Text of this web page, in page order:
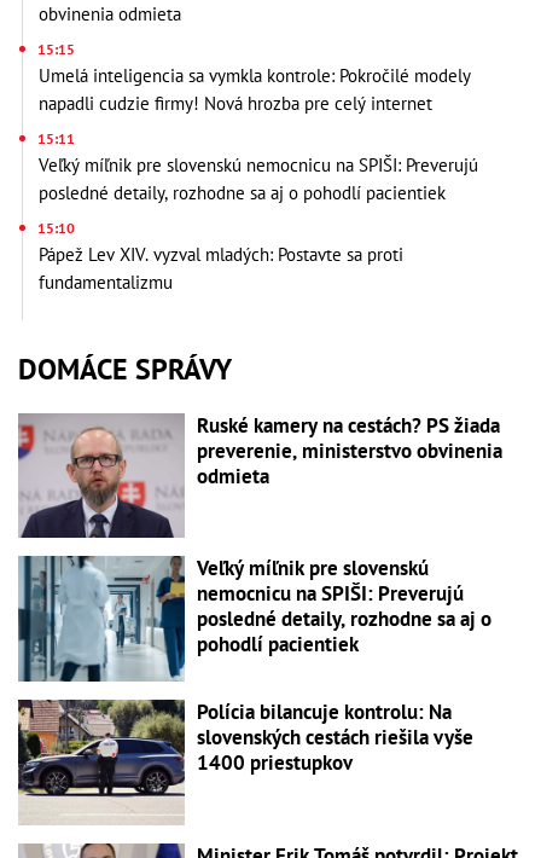
obvinenia odmieta
15:15
Umelá inteligencia sa vymkla kontrole: Pokročilé modely
napadli cudzie firmy! Nová hrozba pre celý internet
15:11
Veľký míľnik pre slovenskú nemocnicu na SPIŠI: Preverujú
posledné detaily, rozhodne sa aj o pohodlí pacientiek
15:10
Pápež Lev XIV. vyzval mladých: Postavte sa proti
fundamentalizmu
DOMÁCE SPRÁVY
Ruské kamery na cestách? PS žiada
preverenie, ministerstvo obvinenia
odmieta
Veľký míľnik pre slovenskú
nemocnicu na SPIŠI: Preverujú
posledné detaily, rozhodne sa aj o
pohodlí pacientiek
Polícia bilancuje kontrolu: Na
slovenských cestách riešila vyše
1400 priestupkov